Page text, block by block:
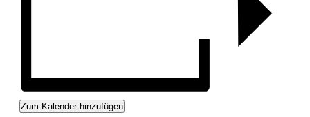
Zum Kalender hinzufügen